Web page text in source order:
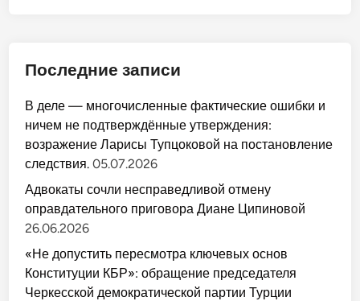
Последние записи
В деле — многочисленные фактические ошибки и
ничем не подтверждённые утверждения:
возражение Ларисы Тупцоковой на постановление
следствия. 05.07.2026
Адвокаты сочли несправедливой отмену
оправдательного приговора Диане Ципиновой
26.06.2026
«Не допустить пересмотра ключевых основ
Конституции КБР»: обращение председателя
Черкесской демократической партии Турции